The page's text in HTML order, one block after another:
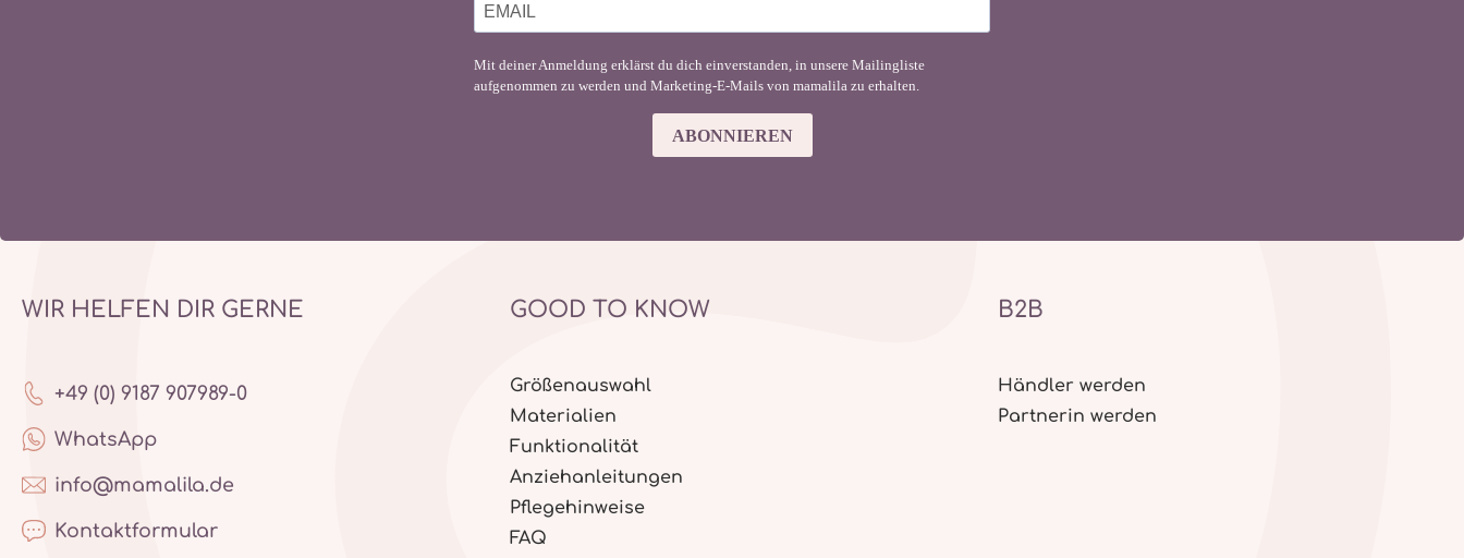
Mit deiner Anmeldung erklärst du dich einverstanden, in unsere Mailingliste
aufgenommen zu werden und Marketing-E-Mails von mamalila zu erhalten.
ABONNIEREN
WIR HELFEN DIR GERNE
+49 (0) 9187 907989-0
WhatsApp
info@mamalila.de
Kontaktformular
GOOD TO KNOW
Größenauswahl
Materialien
Funktionalität
Anziehanleitungen
Pflegehinweise
FAQ
B2B
Händler werden
Partnerin werden